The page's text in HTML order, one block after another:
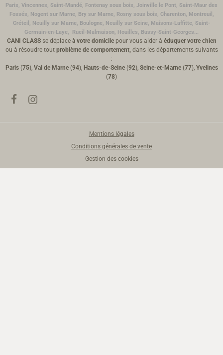
Paris, Vincennes, Saint-Mandé, Fontenay sous bois, Joinville le Pont, Saint-Maur des
Fossés, Nogent sur Marne, Bry sur Marne, Rosny sous bois, Charenton, Montreuil,
Créteil, Neuilly sur Marne, Boulogne, Neuilly sur Seine, Maisons-Laffitte, Saint-
Germain-en-Laye, Rueil-Malmaison, Houilles, Bussy-Saint-Georges...
CANI CLASSse déplace à votre domicilepour vous aider à éduquer votre chien
ou à résoudre tout problème de comportement, dans les départements suivants
:
Paris(75), Val de Marne(94), Hauts-de-Seine(92), Seine-et-Marne(77), Yvelines
(78)
Mentions légales
Conditions générales de vente
Gestion des cookies